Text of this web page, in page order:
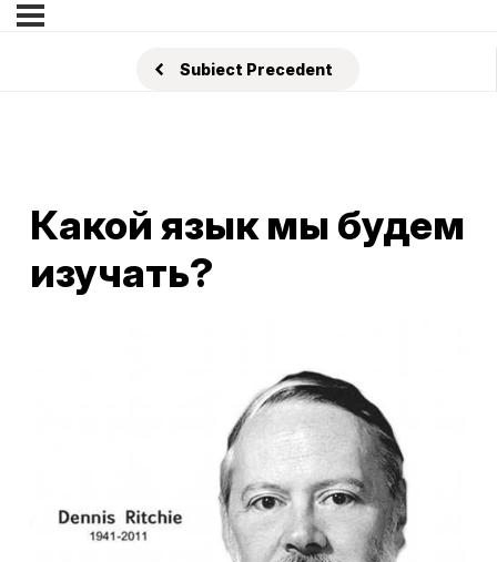
Subiect Precedent
Какой язык мы будем
изучать?